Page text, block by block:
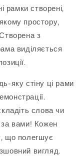
рамки створені,
простору,
з
виділяється
яку стіну ці рами
слова чи
за вами! Кожен
що полегшує
вигляд.